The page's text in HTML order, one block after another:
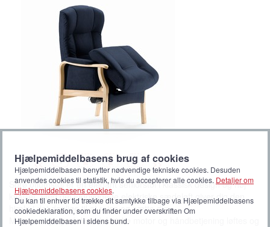
<< >>
B
i
l
l
e
d
e
1(
V
i
s
t
b
i
l
l
e
B
i
l
l
e
d
e
2 B
i
l
l
e
d
e
3 B
i
l
l
e
e
4
Sorø otiumstol er en elegant seniorstol i klassisk design og høj
kvalitet. Med det indbyggede elektriske sædeløft giver dig den
hjælp i det daglige til at rejse og sætte dig.
Men ved hjælp af den elektriske motor og håndbetjening løftes og
Hjælpemiddelbasens brug af cookies
Hjælpemiddelbasen benytter nødvendige tekniske cookies. Desuden
anvendes cookies til statistik, hvis du accepterer alle cookies. Detaljer om
Hjælpemiddelbasens cookies.
Du kan til enhver tid trække dit samtykke tilbage via Hjælpemiddelbasens
cookiedeklaration, som du finder under overskriften Om
Hjælpemiddelbasen i sidens bund.